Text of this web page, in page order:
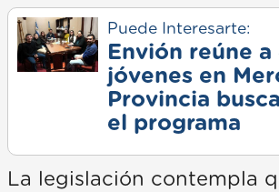
Puede Interesarte:
Envión reúne
jóvenes en
Provincia
el programa
La legislación contempla